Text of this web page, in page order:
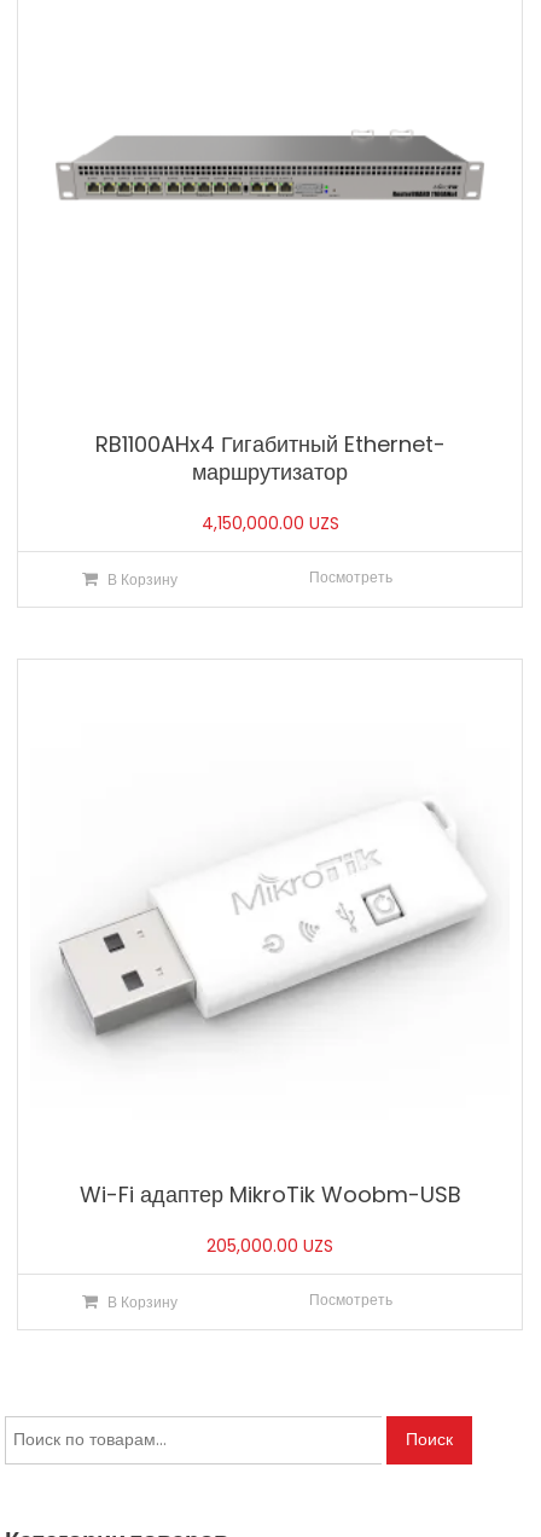
RB1100AHx4 Гигабитный Ethernet-
маршрутизатор
4,150,000.00 UZS
В Корзину Посмотреть
Wi-Fi адаптер MikroTik Woobm-USB
205,000.00UZS
В Корзину Посмотреть
Искать: Поиск